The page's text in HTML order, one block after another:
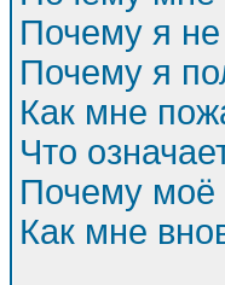
Почему я
Почему я
Как мне
Что
Почему моё
Как мне